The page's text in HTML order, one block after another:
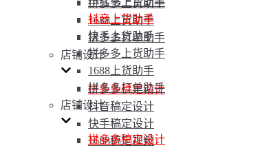
拼多多上货助手
1688上货助手
拼多多打单助手
店铺设计
拼多多稿定设计
抖音稿定设计
快手稿定设计
1688稿定视频
抖音上货助手
快手上货助手
拼多多上货助手
1688上货助手
拼多多打单助手
店铺设计
拼多多稿定设计